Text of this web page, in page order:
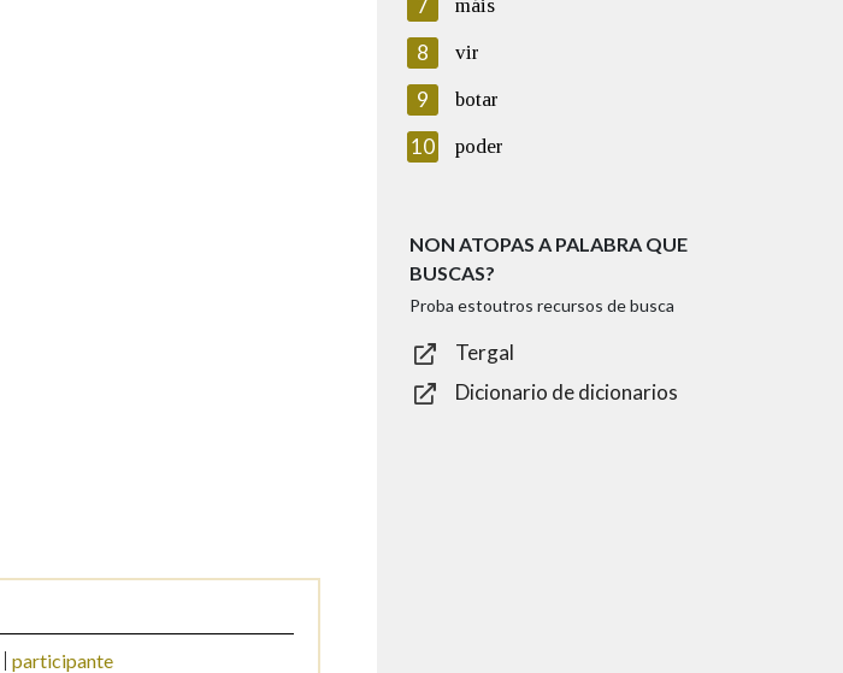
participante
7 máis
8 vir
9 botar
10 poder
NON ATOPAS A PALABRA QUE
BUSCAS?
Proba estoutros recursos de busca
Tergal
Dicionario de dicionarios